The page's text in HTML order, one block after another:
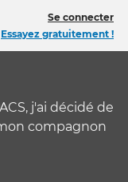
Se connecter
Essayez gratuitement !
j'ai décidé de
compagnon